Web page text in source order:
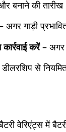
बनाने की तारीख
अगर गाड़ी
करें– अगर
से
वेरिएंट्स में